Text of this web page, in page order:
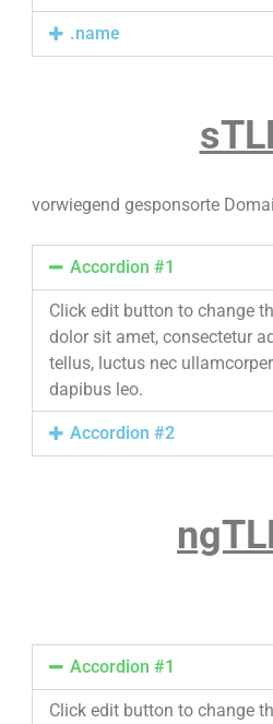
.name
vorwiegend gesponsorte
Accordion #1
Click edit button to change
dolor sit amet, consectetur
tellus, luctus nec
dapibus leo.
Accordion #2
Accordion #1
Click edit button to change